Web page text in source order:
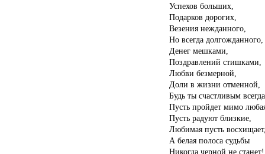
Успехов больших,
Подарков дорогих,
Везения нежданного,
Но всегда долгожданного,
Денег мешками,
Поздравлений стишками,
Любви безмерной,
Доли в жизни отменной,
Будь ты счастливым всегда,
Пусть пройдет мимо
Пусть радуют близкие,
Любимая пусть восхищает,
А белая полоса судьбы
Никогда черной не станет!